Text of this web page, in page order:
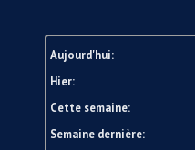
Aujourd'hui:
Hier:
Cette semaine:
Semaine dernière: